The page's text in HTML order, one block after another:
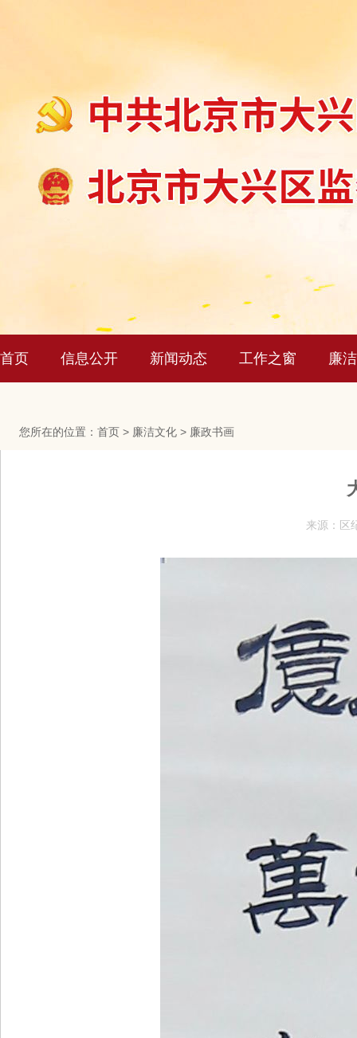
首页 信息公开 新闻动态 工作之窗 廉
您所在的位置： 首页 > 廉洁文化 > 廉政书画
来源：区